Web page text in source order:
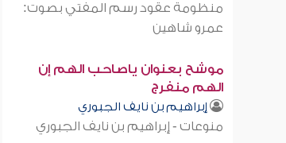
منظومة عقود رسم المفتي بصوت:
عمرو شاهين
موشح بعنوان ياصاحب الهم إن
الهم منفرج
إبراهيم بن نايف الجبوري
منوعات - إبراهيم بن نايف الجبوري